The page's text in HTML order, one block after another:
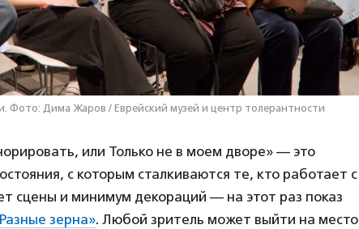
Фото: Дима Жаров / Еврейский музей и центр толерантности
или Только не в моем дворе» — это
с которым сталкиваются те, кто работает с
сцены и минимум декораций — на этот раз показ
зерна». Любой зритель может выйти на место